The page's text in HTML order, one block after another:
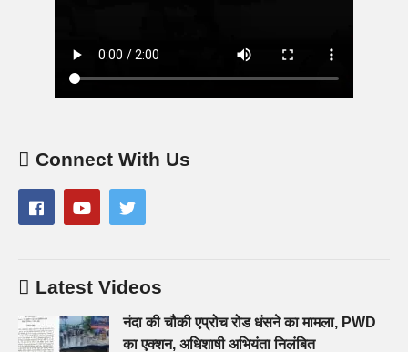
Connect With Us
Latest Videos
नंदा की चौकी एप्रोच रोड धंसने का मामला, PWD
का एक्शन, अधिशाषी अभियंता निलंबित